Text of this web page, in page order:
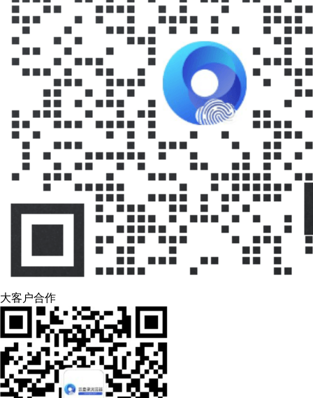
大客户合作